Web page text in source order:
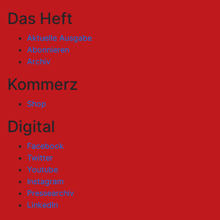
Das Heft
Aktuelle Ausgabe
Abonnieren
Archiv
Kommerz
Shop
Digital
Facebook
Twitter
Youtube
Instagram
Pressearchiv
LinkedIn